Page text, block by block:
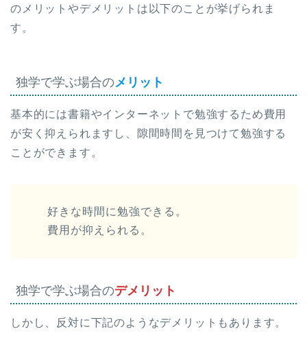
のメリットやデメリットは以下のことが挙げられま
す。
独学で学ぶ場合のメリット
基本的には書籍やインターネットで勉強するため費用
が安く抑えられますし、隙間時間を見つけて勉強する
ことができます。
好きな時間に勉強できる。
費用が抑えられる。
独学で学ぶ場合のデメリット
しかし、反対に下記のようなデメリットもあります。